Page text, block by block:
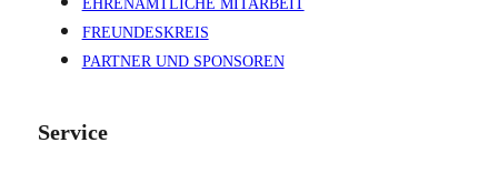
EHRENAMTLICHE MITARBEIT
FREUNDESKREIS
PARTNER UND SPONSOREN
Service